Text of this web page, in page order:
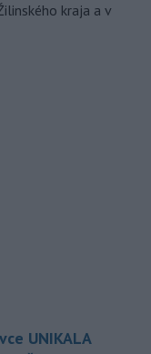
kraja a v
UNIKALA